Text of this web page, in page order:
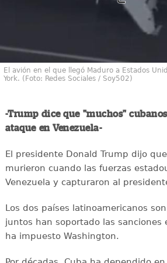
El avión en el que llegó Maduro a Estados
York. (Foto: Redes Sociales / Soy502)
-Trump dice que "muchos"
ataque en Venezuela-
El presidente Donald Trump dijo
murieron cuando las fuerzas
Venezuela y capturaron al
Los dos países latinoamericanos
juntos han soportado las sanciones
ha impuesto Washington.